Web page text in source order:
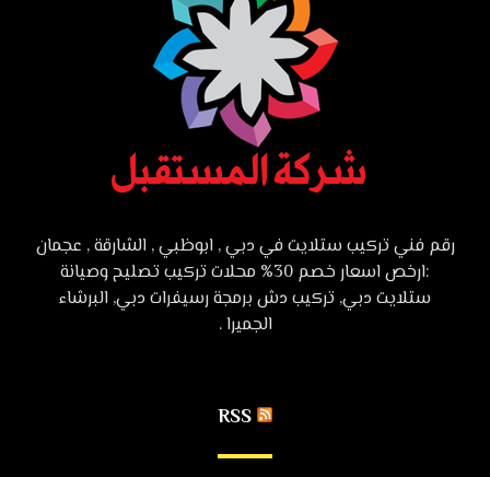
رقم فني تركيب ستلايت في دبي , ابوظبي , الشارقة , عجمان
:ارخص اسعار خصم 30% محلات تركيب تصليح وصيانة
ستلايت دبي, تركيب دش برمجة رسيفرات دبي, البرشاء
الجميرا .
RSS